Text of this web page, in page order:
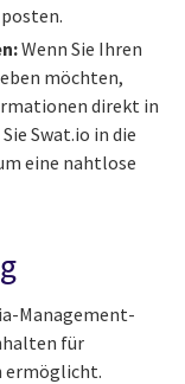
Wenn Sie Ihren
möchten,
direkt in
Swat.io in die
eine nahtlose
Management-
für
ermöglicht.